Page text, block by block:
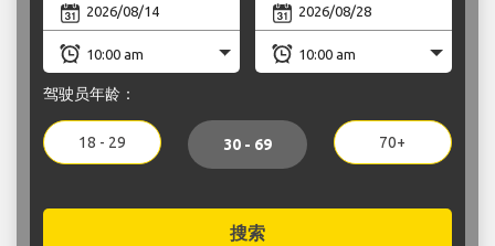
驾驶员年龄：
18 - 29 30 - 69 70+
搜索